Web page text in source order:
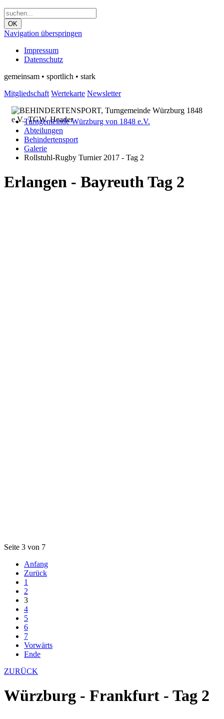
OK
Navigation überspringen
Impressum
Datenschutz
gemeinsam • sportlich • stark
Mitgliedschaft Wertekarte Newsletter
Turngemeinde Würzburg von 1848 e.V.
Abteilungen
Behindertensport
Galerie
Rollstuhl-Rugby Turnier 2017 - Tag 2
Erlangen - Bayreuth Tag 2
Seite 3 von 7
Anfang
Zurück
1
2
3
4
5
6
7
Vorwärts
Ende
ZURÜCK
Würzburg - Frankfurt - Tag 2